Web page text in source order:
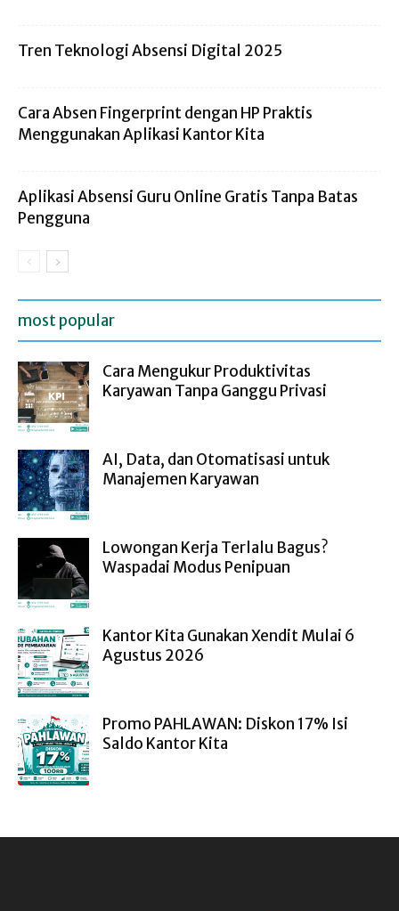
Tren Teknologi Absensi Digital 2025
Cara Absen Fingerprint dengan HP Praktis
Menggunakan Aplikasi Kantor Kita
Aplikasi Absensi Guru Online Gratis Tanpa Batas
Pengguna
most popular
Cara Mengukur Produktivitas
Karyawan Tanpa Ganggu Privasi
AI, Data, dan Otomatisasi untuk
Manajemen Karyawan
Lowongan Kerja Terlalu Bagus?
Waspadai Modus Penipuan
Kantor Kita Gunakan Xendit Mulai 6
Agustus 2026
Promo PAHLAWAN: Diskon 17% Isi
Saldo Kantor Kita